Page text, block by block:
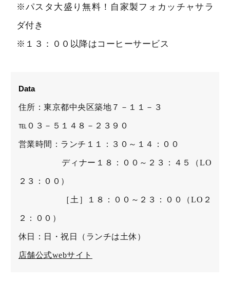
※パスタ大盛り無料！自家製フォカッチャサラ
ダ付き
※１３：００以降はコーヒーサービス
Data
住所：東京都中央区築地７－１１－３
℡０３－５１４８－２３９０
営業時間：ランチ１１：３０～１４：００
ディナー１８：００～２３：４５（LO
２３：００）
［土］１８：００～２３：００（LO２
２：００）
休日：日・祝日（ランチは土休）
店舗公式webサイト